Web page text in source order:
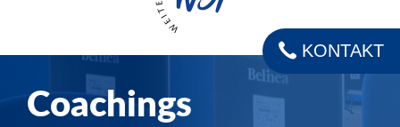
Coachings
KONTAKT